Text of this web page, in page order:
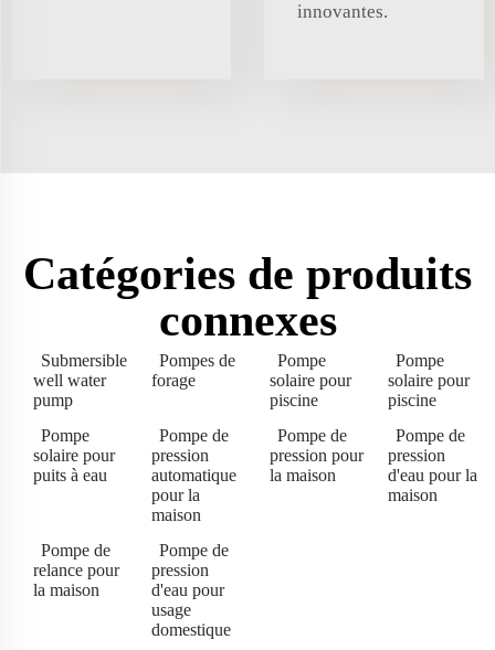
innovantes.
Catégories de produits
connexes
Submersible
well water
pump
Pompes de
forage
Pompe
solaire pour
piscine
Pompe
solaire pour
piscine
Pompe
solaire pour
puits à eau
Pompe de
pression
automatique
pour la
maison
Pompe de
pression pour
la maison
Pompe de
pression
d'eau pour la
maison
Pompe de
relance pour
la maison
Pompe de
pression
d'eau pour
usage
domestique